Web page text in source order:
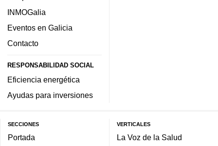
INMOGalia
Eventos en Galicia
Contacto
RESPONSABILIDAD SOCIAL
Eficiencia energética
Ayudas para inversiones
SECCIONES
Portada
VERTICALES
La Voz de la Salud